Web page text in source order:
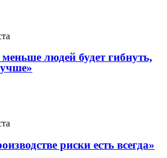
людей будет гибнуть,
риски есть всегда»